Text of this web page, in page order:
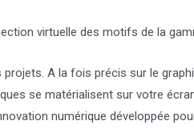
virtuelle des motifs de la
projets. A la fois précis sur le
se matérialisent sur votre
numérique développée